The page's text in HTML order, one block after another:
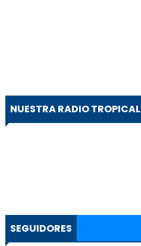
NUESTRA RADIO TROPICAL
SEGUIDORES